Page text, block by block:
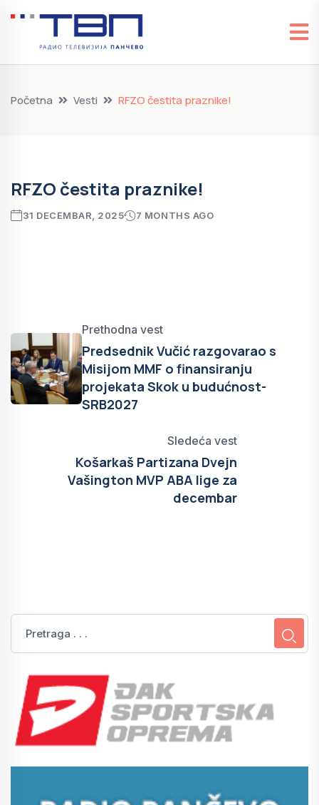
Početna Vesti RFZO čestita praznike!
RFZO čestita praznike!
31 DECEMBAR, 2025 7 MONTHS AGO
Prethodna vest
Predsednik Vučić razgovarao s
Misijom MMF o finansiranju
projekata Skok u budućnost-
SRB2027
Sledeća vest
Košarkaš Partizana Dvejn
Vašington MVP ABA lige za
decembar